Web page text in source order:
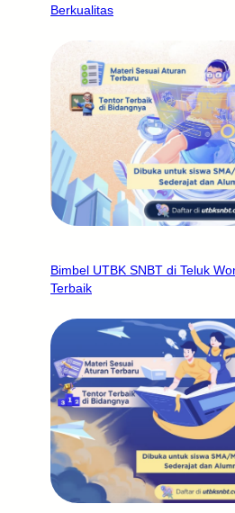
Berkualitas
Bimbel UTBK SNBT di Teluk
Terbaik